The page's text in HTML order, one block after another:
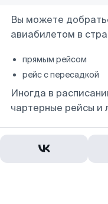
Вы можете
авиабилетом в
прямым рейсом
рейс с пересадкой
Иногда в
чартерные рейсы и